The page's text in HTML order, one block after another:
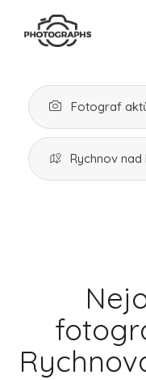
Fotograf
Rychnov nad